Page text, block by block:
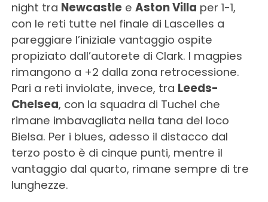
night tra Newcastlee Aston Villa per 1-1,
con le reti tutte nel finale di Lascelles a
pareggiare l’iniziale vantaggio ospite
propiziato dall’autorete di Clark. I magpies
rimangono a +2 dalla zona retrocessione.
Pari a reti inviolate, invece, tra Leeds-
Chelsea, con la squadra di Tuchel che
rimane imbavagliata nella tana del loco
Bielsa. Per i blues, adesso il distacco dal
terzo posto è di cinque punti, mentre il
vantaggio dal quarto, rimane sempre di tre
lunghezze.